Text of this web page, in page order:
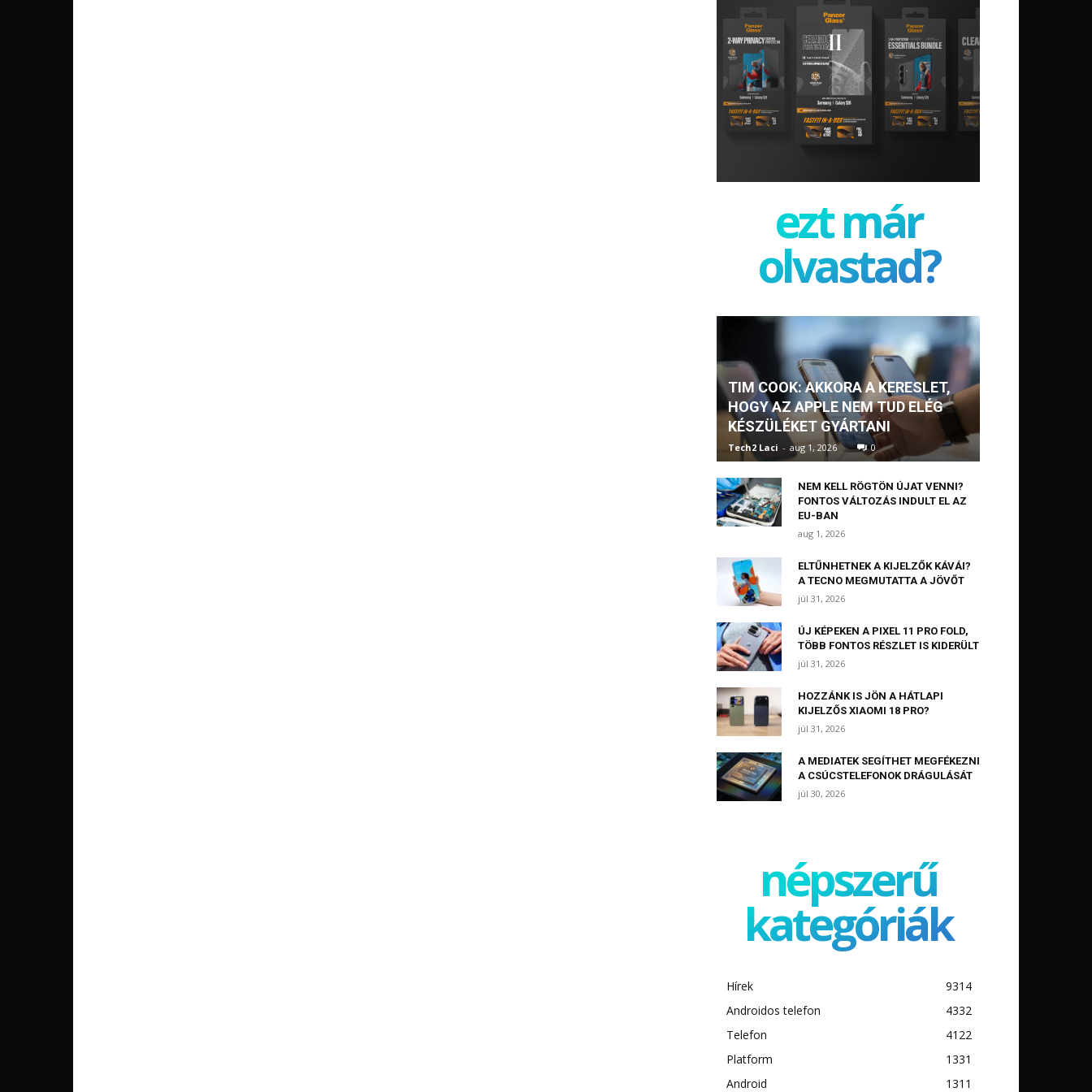
ezt már
olvastad?
TIM COOK: AKKORA A KERESLET,
HOGY AZ APPLE NEM TUD ELÉG
KÉSZÜLÉKET GYÁRTANI
Tech2 Laci - aug 1, 2026 0
NEM KELL RÖGTÖN ÚJAT VENNI?
FONTOS VÁLTOZÁS INDULT EL AZ
EU-BAN
aug 1, 2026
ELTŰNHETNEK A KIJELZŐK KÁVÁI?
A TECNO MEGMUTATTA A JÖVŐT
júl 31, 2026
ÚJ KÉPEKEN A PIXEL 11 PRO FOLD,
TÖBB FONTOS RÉSZLET IS KIDERÜLT
júl 31, 2026
HOZZÁNK IS JÖN A HÁTLAPI
KIJELZŐS XIAOMI 18 PRO?
júl 31, 2026
A MEDIATEK SEGÍTHET MEGFÉKEZNI
A CSÚCSTELEFONOK DRÁGULÁSÁT
júl 30, 2026
népszerű
kategóriák
Hírek
9314
Androidos telefon
4332
Telefon
4122
Platform
1331
Android
1311